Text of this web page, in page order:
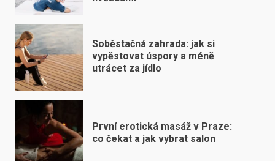
Soběstačná zahrada: jak si
vypěstovat úspory a méně
utrácet za jídlo
První erotická masáž v Praze:
co čekat a jak vybrat salon